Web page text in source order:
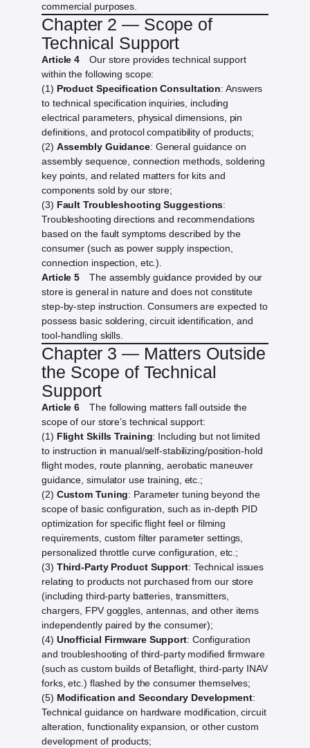
commercial purposes.
Chapter 2 — Scope of
Technical Support
Article 4 Our store provides technical support
within the following scope:
(1) Product Specification Consultation: Answers
to technical specification inquiries, including
electrical parameters, physical dimensions, pin
definitions, and protocol compatibility of products;
(2) Assembly Guidance: General guidance on
assembly sequence, connection methods, soldering
key points, and related matters for kits and
components sold by our store;
(3) Fault Troubleshooting Suggestions:
Troubleshooting directions and recommendations
based on the fault symptoms described by the
consumer (such as power supply inspection,
connection inspection, etc.).
Article 5 The assembly guidance provided by our
store is general in nature and does not constitute
step-by-step instruction. Consumers are expected to
possess basic soldering, circuit identification, and
tool-handling skills.
Chapter 3 — Matters Outside
the Scope of Technical
Support
Article 6 The following matters fall outside the
scope of our store’s technical support:
(1) Flight Skills Training: Including but not limited
to instruction in manual/self-stabilizing/position-hold
flight modes, route planning, aerobatic maneuver
guidance, simulator use training, etc.;
(2) Custom Tuning: Parameter tuning beyond the
scope of basic configuration, such as in-depth PID
optimization for specific flight feel or filming
requirements, custom filter parameter settings,
personalized throttle curve configuration, etc.;
(3) Third-Party Product Support: Technical issues
relating to products not purchased from our store
(including third-party batteries, transmitters,
chargers, FPV goggles, antennas, and other items
independently paired by the consumer);
(4) Unofficial Firmware Support: Configuration
and troubleshooting of third-party modified firmware
(such as custom builds of Betaflight, third-party INAV
forks, etc.) flashed by the consumer themselves;
(5) Modification and Secondary Development:
Technical guidance on hardware modification, circuit
alteration, functionality expansion, or other custom
development of products;